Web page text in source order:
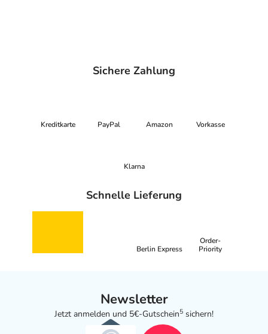
Sichere Zahlung
Kreditkarte PayPal Amazon Vorkasse
Klarna
Schnelle Lieferung
Berlin Express
Order-
Priority
Newsletter
Jetzt anmelden und 5€-Gutschein5 sichern!